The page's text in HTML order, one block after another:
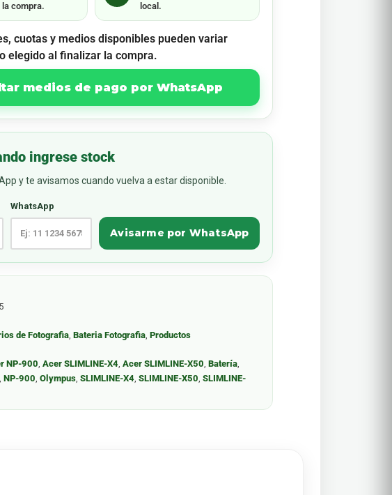
compra.
local.
cuotas y medios disponibles pueden variar
elegido al finalizar la compra.
medios de pago por WhatsApp
ingrese stock
y te avisamos cuando vuelva a estar disponible.
WhatsApp
Avisarme por WhatsApp
de Fotografia,Bateria Fotografia,Productos
NP-900,Acer SLIMLINE-X4,Acer SLIMLINE-X50,Batería,
,NP-900,Olympus,SLIMLINE-X4,SLIMLINE-X50,SLIMLINE-